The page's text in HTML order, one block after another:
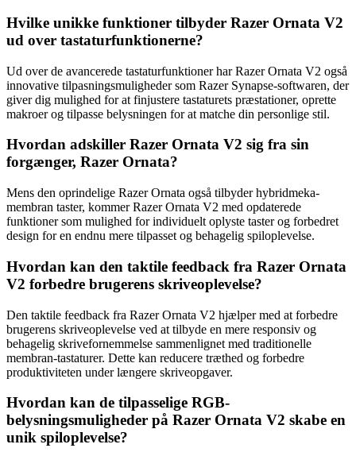
Hvilke unikke funktioner tilbyder Razer Ornata V2
ud over tastaturfunktionerne?
Ud over de avancerede tastaturfunktioner har Razer Ornata V2 også
innovative tilpasningsmuligheder som Razer Synapse-softwaren, der
giver dig mulighed for at finjustere tastaturets præstationer, oprette
makroer og tilpasse belysningen for at matche din personlige stil.
Hvordan adskiller Razer Ornata V2 sig fra sin
forgænger, Razer Ornata?
Mens den oprindelige Razer Ornata også tilbyder hybridmeka-
membran taster, kommer Razer Ornata V2 med opdaterede
funktioner som mulighed for individuelt oplyste taster og forbedret
design for en endnu mere tilpasset og behagelig spiloplevelse.
Hvordan kan den taktile feedback fra Razer Ornata
V2 forbedre brugerens skriveoplevelse?
Den taktile feedback fra Razer Ornata V2 hjælper med at forbedre
brugerens skriveoplevelse ved at tilbyde en mere responsiv og
behagelig skrivefornemmelse sammenlignet med traditionelle
membran-tastaturer. Dette kan reducere træthed og forbedre
produktiviteten under længere skriveopgaver.
Hvordan kan de tilpasselige RGB-
belysningsmuligheder på Razer Ornata V2 skabe en
unik spiloplevelse?